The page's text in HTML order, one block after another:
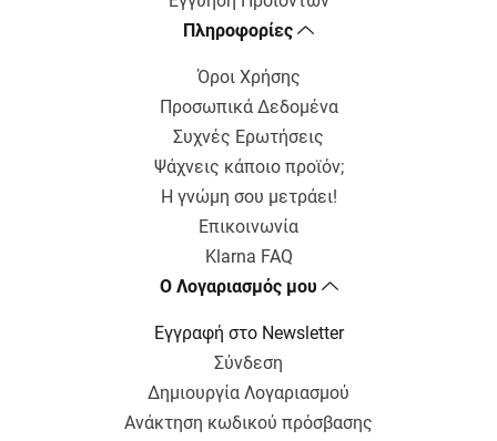
Πληροφορίες
Όροι Χρήσης
Προσωπικά Δεδομένα
Συχνές Ερωτήσεις
Ψάχνεις κάποιο προϊόν;
Η γνώμη σου μετράει!
Επικοινωνία
Klarna FAQ
Ο Λογαριασμός μου
Εγγραφή στο Newsletter
Σύνδεση
Δημιουργία Λογαριασμού
Ανάκτηση κωδικού πρόσβασης